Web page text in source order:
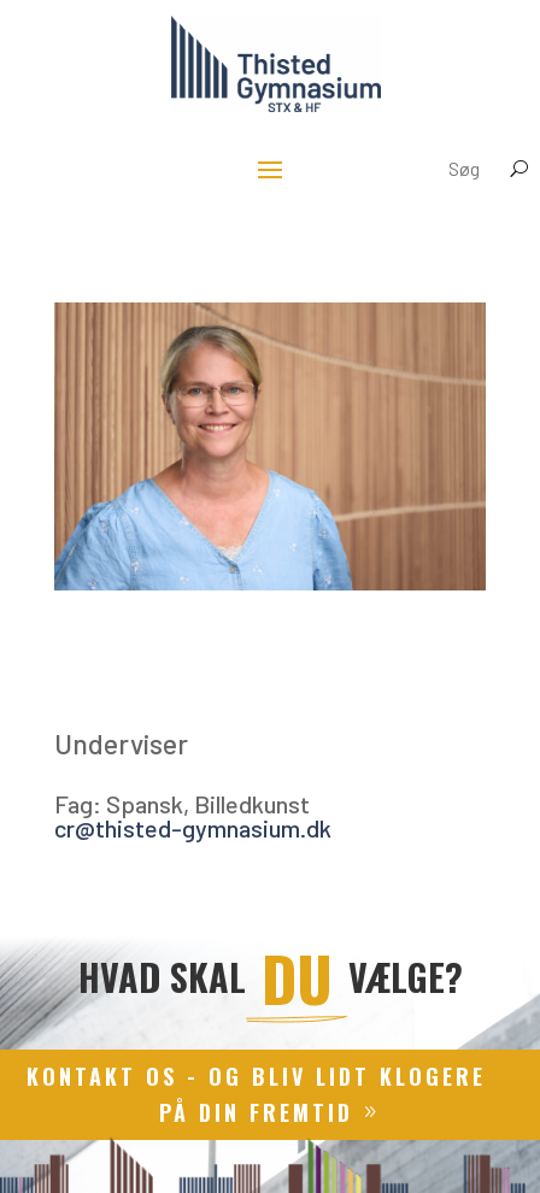
Underviser
Fag: Spansk, Billedkunst
cr@thisted-gymnasium.dk
HVAD SKAL DU VÆLGE?
KONTAKT OS - OG BLIV LIDT KLOGERE
PÅ DIN FREMTID